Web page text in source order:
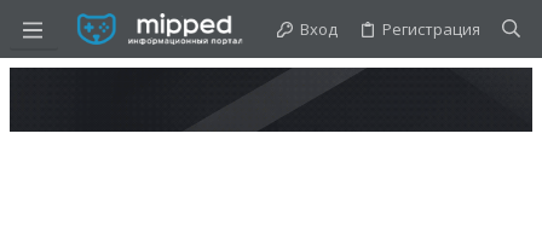
Вход Регистрация